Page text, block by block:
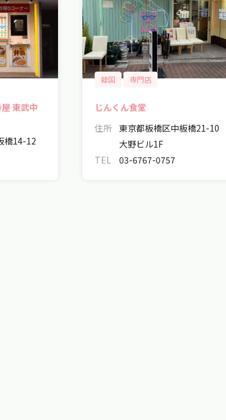
東武中
橋14-12
韓国 専門店
じんくん食堂
住所 東京都板橋区中板橋21-10
大野ビル1F
TEL
03-6767-0757